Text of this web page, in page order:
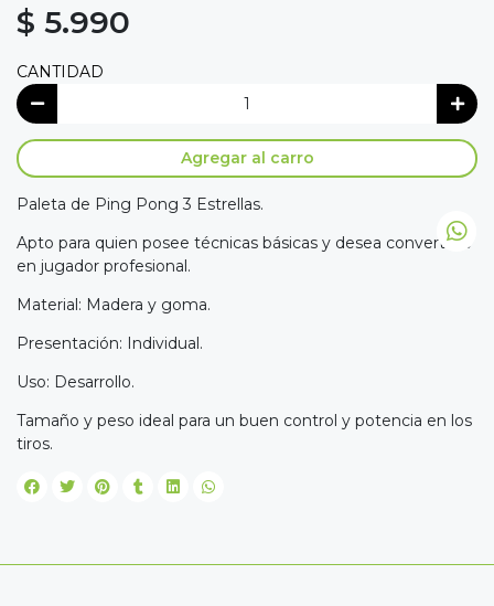
$ 5.990
CANTIDAD
Agregar al carro
Paleta de Ping Pong 3 Estrellas.
Apto para quien posee técnicas básicas y desea convertirse
en jugador profesional.
Material: Madera y goma.
Presentación: Individual.
Uso: Desarrollo.
Tamaño y peso ideal para un buen control y potencia en los
tiros.